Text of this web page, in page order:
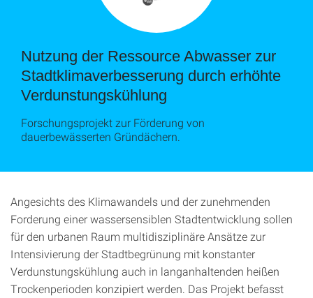
Nutzung der Ressource Abwasser zur
Stadtklimaverbesserung durch erhöhte
Verdunstungskühlung
Forschungsprojekt zur Förderung von
dauerbewässerten Gründächern.
Angesichts des Klimawandels und der zunehmenden
Forderung einer wassersensiblen Stadtentwicklung sollen
für den urbanen Raum multidisziplinäre Ansätze zur
Intensivierung der Stadtbegrünung mit konstanter
Verdunstungskühlung auch in langanhaltenden heißen
Trockenperioden konzipiert werden. Das Projekt befasst